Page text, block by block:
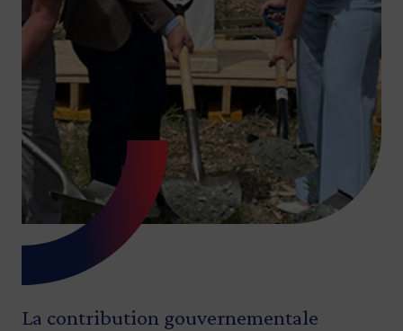
La contribution gouvernementale